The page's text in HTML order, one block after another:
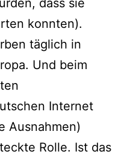
dass sie
konnten).
täglich in
Und beim
Internet
Ausnahmen)
Rolle. Ist das